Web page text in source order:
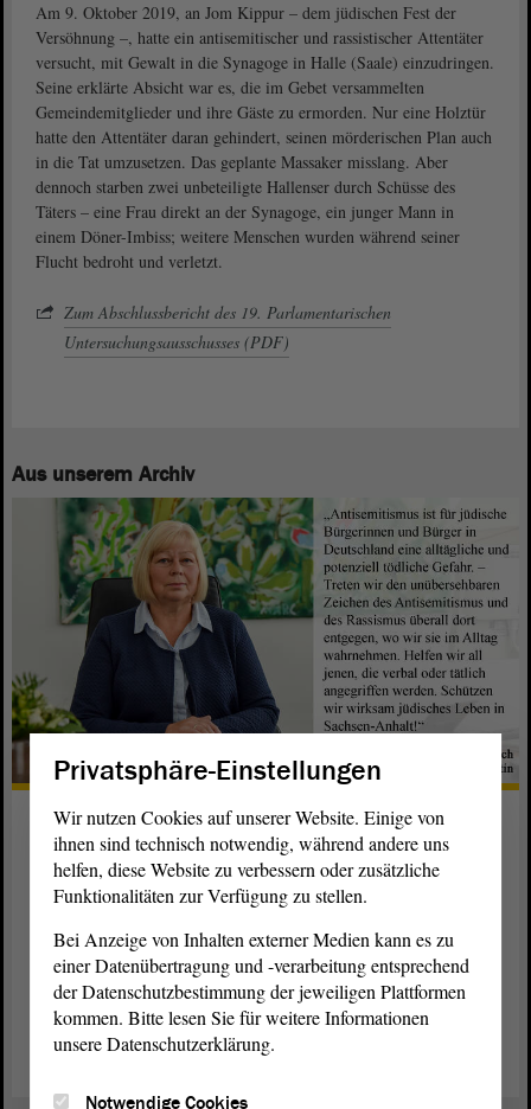
Am 9. Oktober 2019, an Jom Kippur – dem jüdischen Fest der
Versöhnung –, hatte ein antisemitischer und rassistischer Attentäter
versucht, mit Gewalt in die Synagoge in Halle (Saale) einzudringen.
Seine erklärte Absicht war es, die im Gebet versammelten
Gemeindemitglieder und ihre Gäste zu ermorden. Nur eine Holztür
hatte den Attentäter daran gehindert, seinen mörderischen Plan auch
in die Tat umzusetzen. Das geplante Massaker misslang. Aber
dennoch starben zwei unbeteiligte Hallenser durch Schüsse des
Täters – eine Frau direkt an der Synagoge, ein junger Mann in
einem Döner-Imbiss; weitere Menschen wurden während seiner
Flucht bedroht und verletzt.
Zum Abschlussbericht des 19. Parlamentarischen
Untersuchungsausschusses (PDF)
Aus unserem Archiv
Landtagspräsidentin gedenkt in
Halle (Saale)
Ein Jahr nach der Terrortat in Halle (Saale) gedenkt
Sachsen-Anhalt im Oktober 2020 mit verschiedenen
Veranstaltungen der Opfer und Betroffenen.
Landtagspräsidentin Gabriele Brakebusch ruft eindringlich
zum Schutz jüdischen Lebens auf.
Privatsphäre-Einstellungen
Wir nutzen Cookies auf unserer Website. Einige von
ihnen sind technisch notwendig, während andere uns
helfen, diese Website zu verbessern oder zusätzliche
Funktionalitäten zur Verfügung zu stellen.
Bei Anzeige von Inhalten externer Medien kann es zu
einer Datenübertragung und -verarbeitung entsprechend
der Datenschutzbestimmung der jeweiligen Plattformen
kommen. Bitte lesen Sie für weitere Informationen
unsere Datenschutzerklärung.
Notwendige Cookies